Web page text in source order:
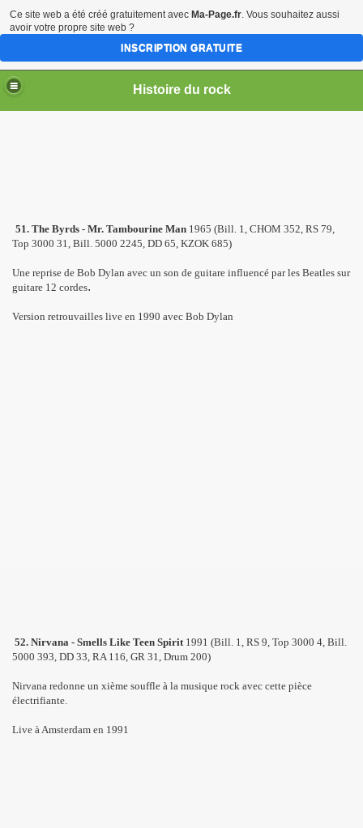
Histoire du rock
51. The Byrds - Mr. Tambourine Man 1965 (Bill. 1, CHOM 352, RS 79,
Top 3000 31, Bill. 5000 2245, DD 65, KZOK 685)
Une reprise de Bob Dylan avec un son de guitare influencé par les Beatles sur
guitare 12 cordes.
Version retrouvailles live en 1990 avec Bob Dylan
52. Nirvana - Smells Like Teen Spirit1991 (Bill. 1, RS 9, Top 3000 4, Bill.
5000 393, DD 33, RA 116, GR 31, Drum 200)
Nirvana redonne un xième souffle à la musique rock avec cette pièce
électrifiante.
Live à Amsterdam en 1991
Ce site web a été créé gratuitement avec Ma-Page.fr. Vous souhaitez aussi
avoir votre propre site web ?
INSCRIPTION GRATUITE